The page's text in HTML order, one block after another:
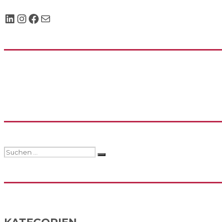
LinkedIn
Instagram
Facebook
Mail
Suchen
nach:
Suchen